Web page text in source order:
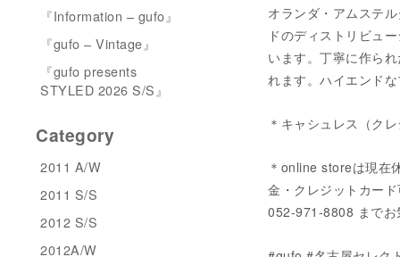
オランダ・アムステ
ドのディストリビュ
います。丁寧に作ら
れます。ハイエンド
＊キャシュレス（ク
＊online storeは現在
金・クレジットカー
052-971-8808 までお
『Information – gufo』
『gufo – Vintage』
『gufo presents
STYLED 2026 S/S』
Category
2011 A/W
2011 S/S
2012 S/S
2012A/W